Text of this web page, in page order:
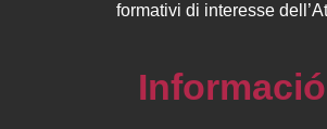
formativi di interesse